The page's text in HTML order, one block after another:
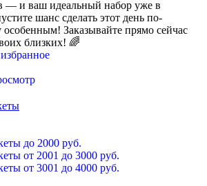
— и ваш идеальный набор уже в
шанс сделать этот день по-
особенным! Заказывайте прямо сейчас
близких! 🌈
до 2000 руб.
от 2001 до 3000 руб.
от 3001 до 4000 руб.